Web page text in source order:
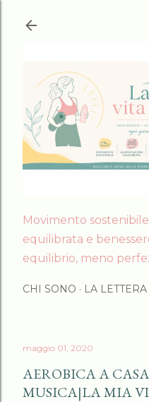
Movimento
equilibrata e
equilibrio, meno
CHI SONO LA
maggio 01, 2020
AEROBICA A
MUSICA|LA MIA